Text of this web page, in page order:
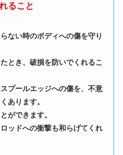
ること
ない時のボディへの傷を守り
とき、破損を防いでくれるこ
プールエッジへの傷を、不意
あります。
ができます。
ッドへの衝撃も和らげてくれ